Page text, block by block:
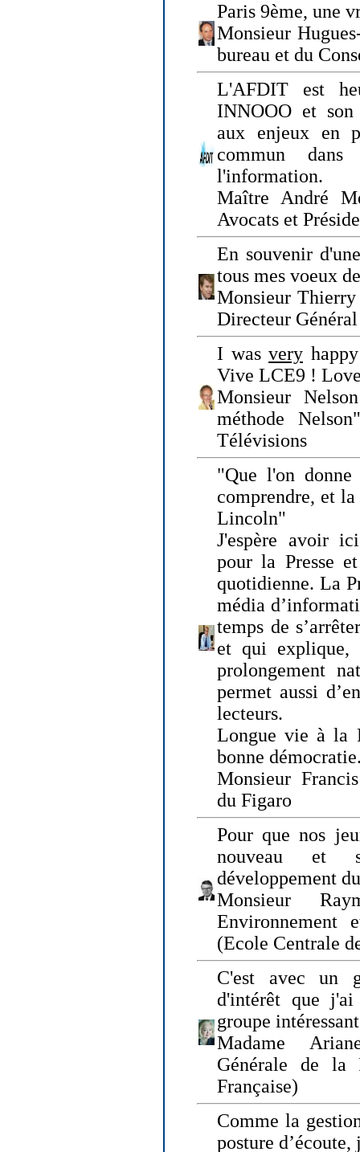
Paris 9ème, une
Monsieur
bureau et du
L'AFDIT est
INNOOO et
aux enjeux en
commun
l'information.
Maître André
Avocats et
En souvenir
tous mes voeux
Monsieur
Directeur
I was very
Vive LCE9 !
Monsieur
méthode
Télévisions
"Que l'on
comprendre, et
Lincoln"
J'espère avoir
pour la Presse
quotidienne. La
média
temps de
et qui explique,
prolongement
permet aussi
lecteurs.
Longue vie à la
bonne
Monsieur
du Figaro
Pour que nos
nouveau et
développement
Monsieur
Environnement
(Ecole Centrale
C'est avec un
d'intérêt que
groupe
Madame
Générale de la
Française)
Comme la
posture